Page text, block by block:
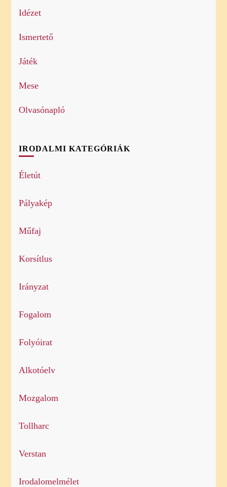
Idézet
Ismertető
Játék
Mese
Olvasónapló
IRODALMI KATEGÓRIÁK
Életút
Pályakép
Műfaj
Korsítlus
Irányzat
Fogalom
Folyóirat
Alkotóelv
Mozgalom
Tollharc
Verstan
Irodalomelmélet